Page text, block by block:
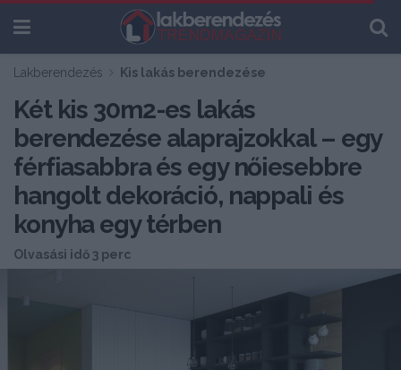
Lakberendezés Kis lakás berendezése
Két kis 30m2-es lakás
berendezése alaprajzokkal – egy
férfiasabbra és egy nőiesebbre
hangolt dekoráció, nappali és
konyha egy térben
Olvasási idő 3 perc